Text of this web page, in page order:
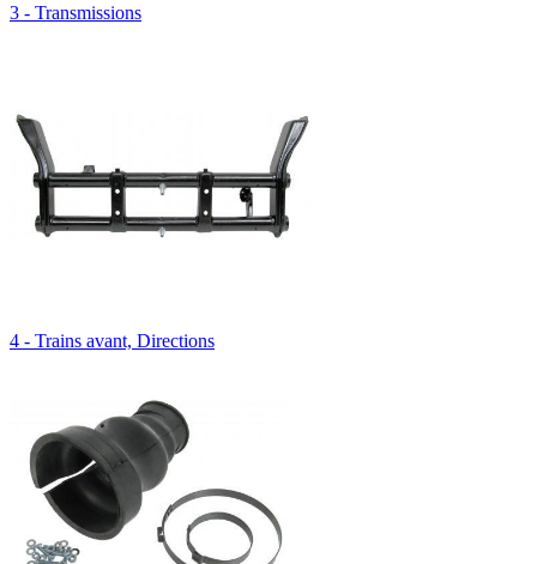
3 - Transmissions
4 - Trains avant, Directions